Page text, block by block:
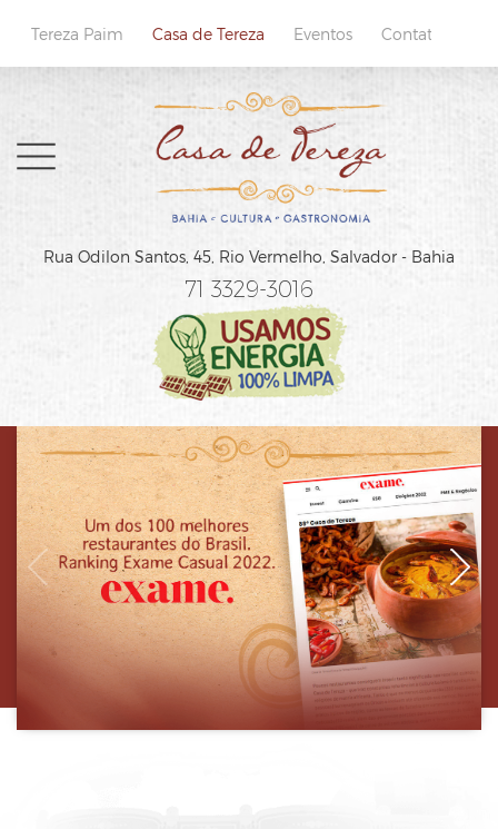
Tereza Paim Casa de Tereza Eventos Contatos
Home
Sobre
Cardápio
Reservas
Localização e Contatos
Rua Odilon Santos, 45, Rio Vermelho, Salvador - Bahia
71 3329-3016